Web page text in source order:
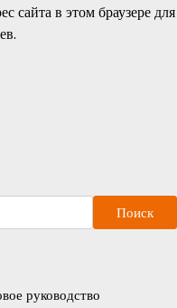
сайта в этом браузере для
Поиск
руководство